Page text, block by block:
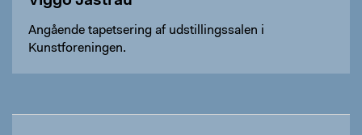
Angående tapetsering af udstillingssalen i
Kunstforeningen.